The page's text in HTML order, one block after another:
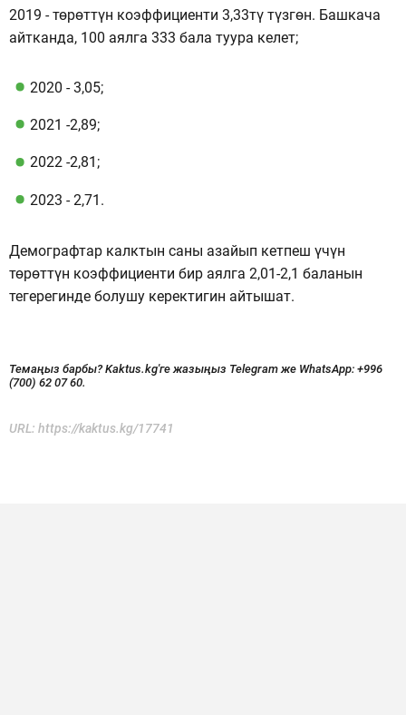
2019 - төрөттүн коэффициенти 3,33тү түзгөн. Башкача
айтканда, 100 аялга 333 бала туура келет;
2020 - 3,05;
2021 -2,89;
2022 -2,81;
2023 - 2,71.
Демографтар калктын саны азайып кетпеш үчүн
төрөттүн коэффициенти бир аялга 2,01-2,1 баланын
тегерегинде болушу керектигин айтышат.
Темаңыз барбы? Kaktus.kg'ге жазыңыз Telegram же WhatsApp: +996
(700) 62 07 60.
URL: https://kaktus.kg/17741